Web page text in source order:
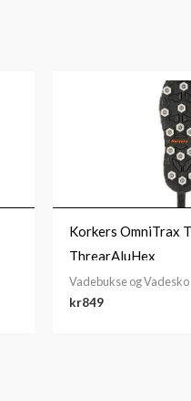
Korkers OmniTrax
ThrearAluHex
Vadebukse og Vadesko
kr849